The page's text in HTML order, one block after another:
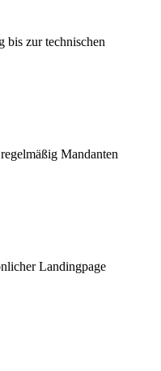
bis zur technischen
Mandanten
Landingpage